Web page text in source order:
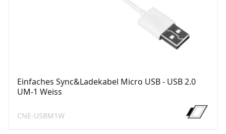
Einfaches Sync&Ladekabel Micro USB - USB 2.0
UM-1 Weiss
CNE-USBM1W